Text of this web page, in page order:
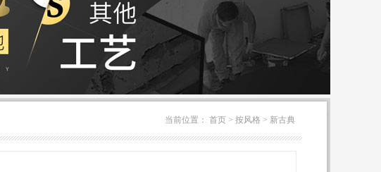
当前位置： 首页 > 按风格 > 新古典